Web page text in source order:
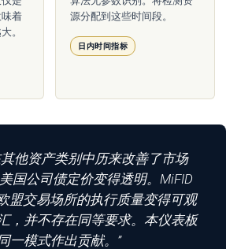
着
。
源分配到这些时间段。
日内时间指标
他资产类别中历来改善了市场
国公司债定价变得透明。MiFID
盟交易场所的执行质量变得可观
，并不存在同等要求。本仪表板
一模式作出贡献。”